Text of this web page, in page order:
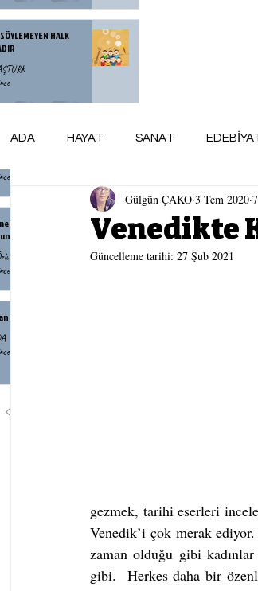
HALK
Yaşlanmak Demek
Bilmiyordum
İsayeviç Soljenitsin
ADA HAYAT SANAT
maviADA KÜNYE AY
Venedikte
Gülgün ÇAKO 3 Tem 2020
Güncelleme tarihi: 27 Şub 2021
gezmek, tarihi eserleri
Venedik’i çok merak
zaman olduğu gibi
gibi.  Herkes daha bir